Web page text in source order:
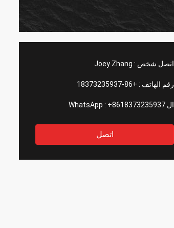
اتصل شخص : Joey Zhang
رقم الهاتف : +86-18373235937
ال WhatsApp : +8618373235937
اتصل